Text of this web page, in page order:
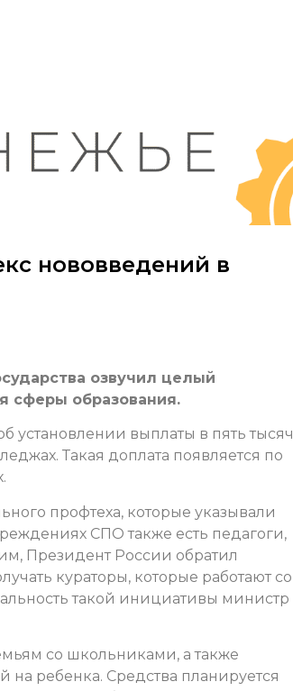
нововведений в
озвучил целый
сферы образования.
установлении выплаты в пять тысяч
Такая доплата появляется по
профтеха, которые указывали
СПО также есть педагоги,
Президент России обратил
кураторы, которые работают со
такой инициативы министр
со школьниками, а также
ребенка. Средства планируется